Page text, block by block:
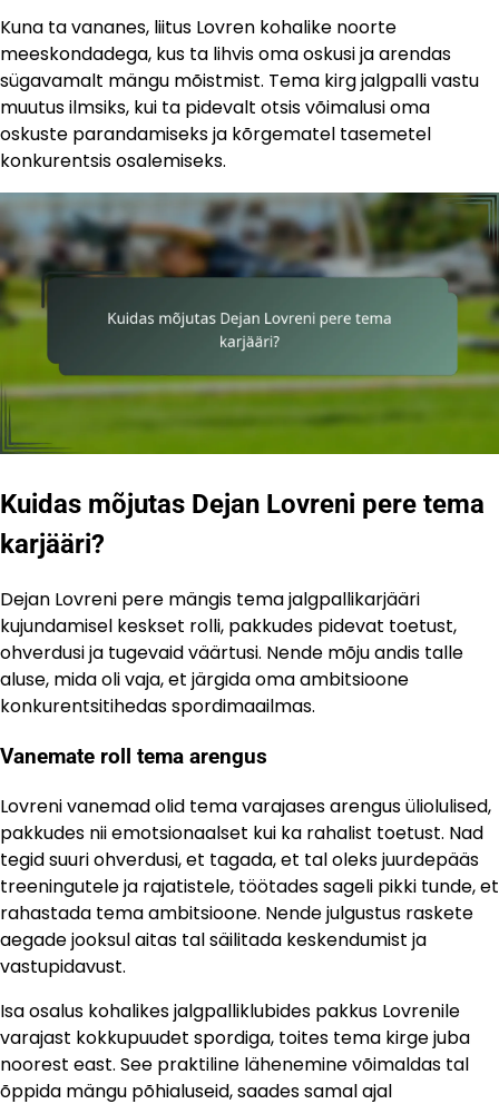
Kuna ta vananes, liitus Lovren kohalike noorte
meeskondadega, kus ta lihvis oma oskusi ja arendas
sügavamalt mängu mõistmist. Tema kirg jalgpalli vastu
muutus ilmsiks, kui ta pidevalt otsis võimalusi oma
oskuste parandamiseks ja kõrgematel tasemetel
konkurentsis osalemiseks.
Kuidas mõjutas Dejan Lovreni pere tema
karjääri?
Dejan Lovreni pere mängis tema jalgpallikarjääri
kujundamisel keskset rolli, pakkudes pidevat toetust,
ohverdusi ja tugevaid väärtusi. Nende mõju andis talle
aluse, mida oli vaja, et järgida oma ambitsioone
konkurentsitihedas spordimaailmas.
Vanemate roll tema arengus
Lovreni vanemad olid tema varajases arengus üliolulised,
pakkudes nii emotsionaalset kui ka rahalist toetust. Nad
tegid suuri ohverdusi, et tagada, et tal oleks juurdepääs
treeningutele ja rajatistele, töötades sageli pikki tunde, et
rahastada tema ambitsioone. Nende julgustus raskete
aegade jooksul aitas tal säilitada keskendumist ja
vastupidavust.
Isa osalus kohalikes jalgpalliklubides pakkus Lovrenile
varajast kokkupuudet spordiga, toites tema kirge juba
noorest east. See praktiline lähenemine võimaldas tal
õppida mängu põhialuseid, saades samal ajal